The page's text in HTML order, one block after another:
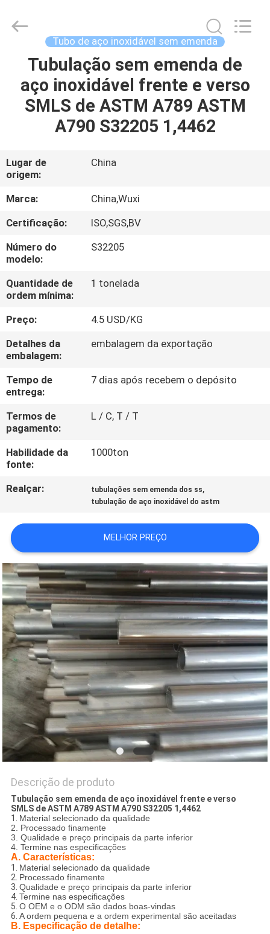
CASA
PRODUTOS
NÓS
EXCURSÃO
DA
FÁBRICA
CONTROLE
DA
QUALIDADE
CONTACTE-
NOS
NOTÍCIA
CASOS
COMPANY
MAPA
DO
SITE
PRIVACY
POLICY
STEEL
INDUSTRIAL
Tubo de aço inoxidável sem emenda
Tubulação sem emenda de
aço inoxidável frente e verso
SMLS de ASTM A789 ASTM
A790 S32205 1,4462
Lugar de
origem:
China
Marca:
China,Wuxi
Certificação:
ISO,SGS,BV
Número do
modelo:
S32205
Quantidade de
ordem mínima:
1 tonelada
Preço:
4.5 USD/KG
Detalhes da
embalagem:
embalagem da exportação
Tempo de
entrega:
7 dias após recebem o depósito
Termos de
pagamento:
L / C, T / T
Habilidade da
fonte:
1000ton
Realçar: tubulações sem emenda dos ss,
tubulação de aço inoxidável do astm
MELHOR PREÇO
Descrição de produto
Tubulação sem emenda de aço inoxidável frente e verso
SMLS de ASTM A789 ASTM A790 S32205 1,4462
1. Material selecionado da qualidade
2. Processado finamente
3. Qualidade e preço principais da parte inferior
4. Termine nas especificações
A. Características:
1. Material selecionado da qualidade
2. Processado finamente
3. Qualidade e preço principais da parte inferior
4. Termine nas especificações
5. O OEM e o ODM são dados boas-vindas
6. A ordem pequena e a ordem experimental são aceitadas
B. Especificação de detalhe: